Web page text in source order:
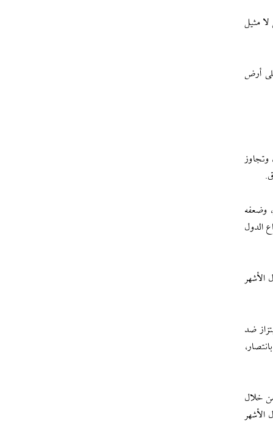
المدنيين لا مثيل
أرض
وتجاوز
وضعفه
الدول
الأشهر
ضد
خلال
الأشهر